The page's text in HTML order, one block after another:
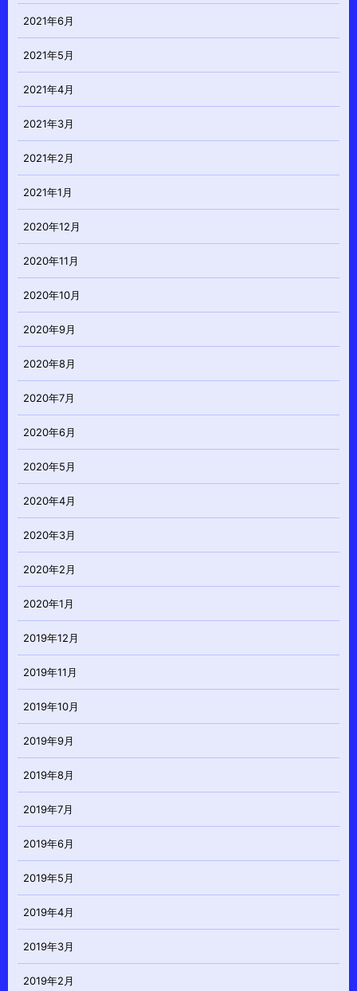
2021年6月
2021年5月
2021年4月
2021年3月
2021年2月
2021年1月
2020年12月
2020年11月
2020年10月
2020年9月
2020年8月
2020年7月
2020年6月
2020年5月
2020年4月
2020年3月
2020年2月
2020年1月
2019年12月
2019年11月
2019年10月
2019年9月
2019年8月
2019年7月
2019年6月
2019年5月
2019年4月
2019年3月
2019年2月